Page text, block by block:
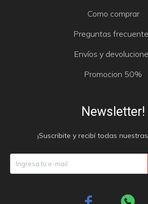
Como comprar
Preguntas
Envíos y
Promocion 50%
Newsletter!
¡Suscribite y recibí todas